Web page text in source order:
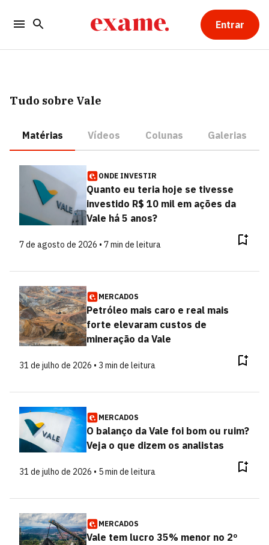
Entrar
Tudo sobre Vale
Matérias Vídeos Colunas Galerias
ONDE INVESTIR
Quanto eu teria hoje se tivesse
investido R$ 10 mil em ações da
Vale há 5 anos?
7 de agosto de 2026 • 7 min de leitura
MERCADOS
Petróleo mais caro e real mais
forte elevaram custos de
mineração da Vale
31 de julho de 2026 • 3 min de leitura
MERCADOS
O balanço da Vale foi bom ou ruim?
Veja o que dizem os analistas
31 de julho de 2026 • 5 min de leitura
MERCADOS
Vale tem lucro 35% menor no 2º